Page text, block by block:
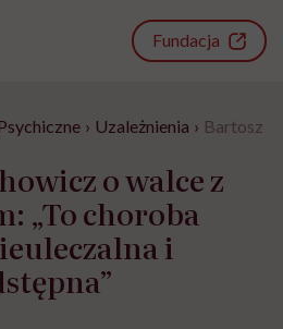
Fundacja
› Uzależnienia › Bartosz
o walce z
„To choroba
i